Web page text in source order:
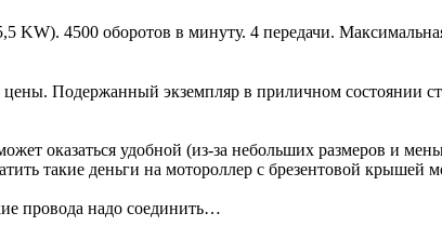
KW). 4500 оборотов в минуту. 4 передачи.
цены. Подержанный экземпляр в приличном состоянии
оказаться удобной (из-за небольших размеров и
такие деньги на мотороллер с брезентовой
провода надо соединить…